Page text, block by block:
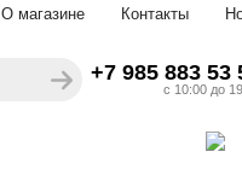
О магазине Контакты
+7 985 883 53
с 10:00 до